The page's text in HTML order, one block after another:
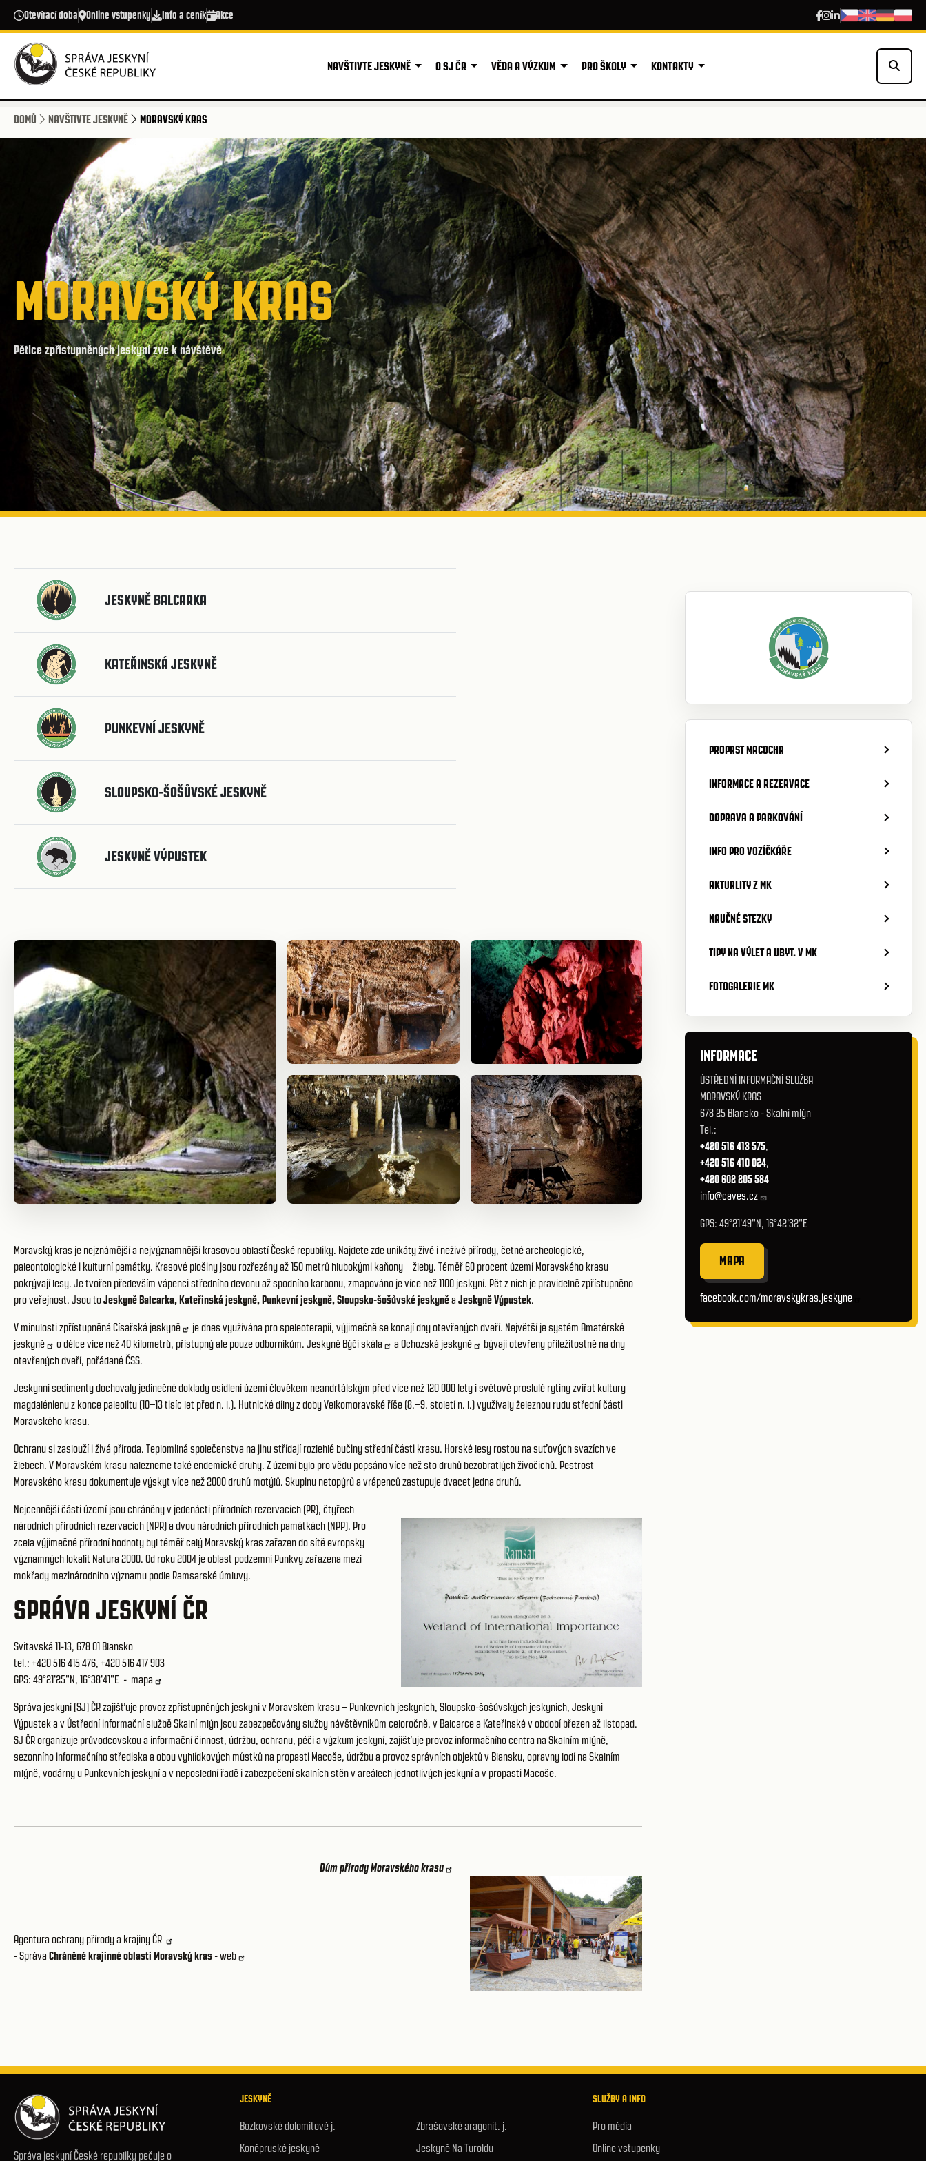
Přejít k hlavnímu obsahu
Otevírací doba Online vstupenky Info a ceník Akce
NAVŠTIVTE JESKYNĚ O SJ ČR VĚDA A VÝZKUM PRO ŠKOLY KONTAKTY
DOMŮ NAVŠTIVTE JESKYNĚ MORAVSKÝ KRAS
MORAVSKÝ KRAS
Pětice zpřístupněných jeskyní zve k návštěvě
JESKYNĚ BALCARKA
KATEŘINSKÁ JESKYNĚ
PUNKEVNÍ JESKYNĚ
SLOUPSKO-ŠOŠŮVSKÉ JESKYNĚ
JESKYNĚ VÝPUSTEK
Moravský kras je nejznámější a nejvýznamnější krasovou oblastí České republiky. Najdete zde unikáty živé i neživé přírody, četné archeologické,
paleontologické i kulturní památky. Krasové plošiny jsou rozřezány až 150 metrů hlubokými kaňony – žleby. Téměř 60 procent území Moravského krasu
pokrývají lesy. Je tvořen především vápenci středního devonu až spodního karbonu, zmapováno je více než 1100 jeskyní. Pět z nich je pravidelně zpřístupněno
pro veřejnost. Jsou toJeskyně Balcarka,Kateřinská jeskyně,Punkevní jeskyně,Sloupsko-šošůvské jeskyněa Jeskyně Výpustek.
V minulosti zpřístupněná Císařská jeskyně je dnes využívána pro speleoterapii, výjimečně se konají dny otevřených dveří. Největší je systém Amatérské
jeskyně
o délce více než 40 kilometrů, přístupný ale pouze odborníkům. Jeskyně Býčí skála a Ochozská jeskyně
bývají otevřeny příležitostně na dny
otevřených dveří, pořádané ČSS.
Jeskynní sedimenty dochovaly jedinečné doklady osídlení území člověkem neandrtálským před více než 120 000 lety i světově proslulé rytiny zvířat kultury
magdalénienu z konce paleolitu (10–13 tisíc let před n. l.). Hutnické dílny z doby Velkomoravské říše (8.–9. století n. l.) využívaly železnou rudu střední části
Moravského krasu.
Ochranu si zaslouží i živá příroda. Teplomilná společenstva na jihu střídají rozlehlé bučiny střední části krasu. Horské lesy rostou na suťových svazích ve
žlebech. V Moravském krasu nalezneme také endemické druhy. Z území bylo pro vědu popsáno více než sto druhů bezobratlých živočichů. Pestrost
Moravského krasu dokumentuje výskyt více než 2000 druhů motýlů. Skupinu netopýrů a vrápenců zastupuje dvacet jedna druhů.
Nejcennější části území jsou chráněny v jedenácti přírodních rezervacích (PR), čtyřech
národních přírodních rezervacích (NPR) a dvou národních přírodních památkách (NPP). Pro
zcela výjimečné přírodní hodnoty byl téměř celý Moravský kras zařazen do sítě evropsky
významných lokalit Natura 2000. Od roku 2004 je oblast podzemní Punkvy zařazena mezi
mokřady mezinárodního významu podle Ramsarské úmluvy.
SPRÁVA JESKYNÍ ČR
Svitavská 11-13, 678 01 Blansko
tel.: +420 516 415 476, +420 516 417 903
GPS: 49°21'25"N, 16°38'41"E - mapa
Správa jeskyní (SJ) ČR zajišťuje provoz zpřístupněných jeskyní v Moravském krasu – Punkevních jeskyních, Sloupsko-šošůvských jeskyních, Jeskyni
Výpustek a v Ústřední informační službě Skalní mlýn jsou zabezpečovány služby návštěvníkům celoročně, v Balcarce a Kateřinské v období březen až listopad.
SJ ČR organizuje průvodcovskou a informační činnost, údržbu, ochranu, péči a výzkum jeskyní, zajišťuje provoz informačního centra na Skalním mlýně,
sezonního informačního střediska a obou vyhlídkových můstků na propasti Macoše, údržbu a provoz správních objektů v Blansku, opravny lodí na Skalním
mlýně, vodárny u Punkevních jeskyní a v neposlední řadě i zabezpečení skalních stěn v areálech jednotlivých jeskyní a v propasti Macoše.
Dům přírody Moravského krasu
Agentura ochrany přírody a krajiny ČR
- Správa Chráněné krajinné oblasti Moravský kras - web
PROPAST MACOCHA
INFORMACE A REZERVACE
DOPRAVA A PARKOVÁNÍ
INFO PRO VOZÍČKÁŘE
AKTUALITY Z MK
NAUČNÉ STEZKY
TIPY NA VÝLET A UBYT. V MK
FOTOGALERIE MK
INFORMACE
ÚSTŘEDNÍ INFORMAČNÍ SLUŽBA
MORAVSKÝ KRAS
678 25 Blansko - Skalní mlýn
Tel.:
+420 516 413 575,
+420 516 410 024,
+420 602 205 584
info@caves.cz
GPS: 49°21'49"N, 16°42'32"E
MAPA
facebook.com/moravskykras.jeskyne
Správa jeskyní České republiky pečuje o
JESKYNĚ
Bozkovské dolomitové j.
Koněpruské jeskyně
Zbrašovské aragonit. j.
Jeskyně Na Turoldu
SLUŽBY A INFO
Pro média
Online vstupenky